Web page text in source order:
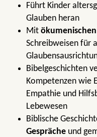
Führt Kinder
Glauben heran
Mit
Schreibweisen für
Bibelgeschichten
Kompetenzen wie
Empathie und
Lebewesen
Biblische
Gespräche und